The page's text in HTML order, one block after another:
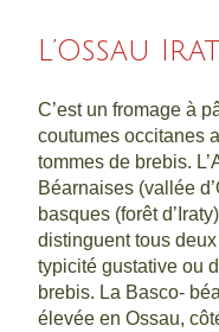
L’Ossau
C’est un fromage à
coutumes occitanes
tommes de brebis.
Béarnaises (vallée
basques (forêt
distinguent tous
typicité gustative ou
brebis. La Basco-
élevée en Ossau,